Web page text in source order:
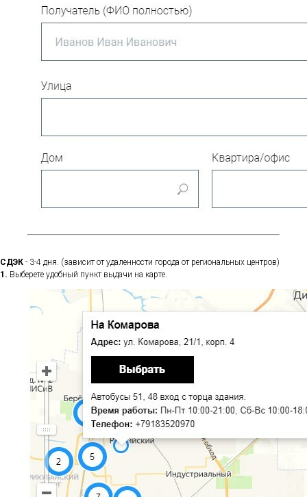
СДЭК - 3-4 дня. (зависит от удаленности города от региональных центров)
1. Выберете удобный пункт выдачи на карте.